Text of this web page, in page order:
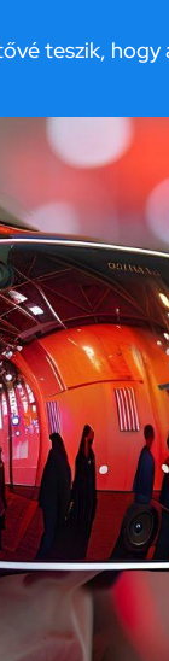
teszik, hogy